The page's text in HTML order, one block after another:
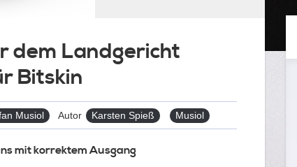
dem Landgericht
Bitskin
Musiol Autor Karsten Spieß Tags
Musiol
mit korrektem Ausgang